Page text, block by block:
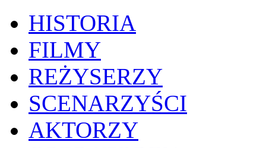
HISTORIA
FILMY
REŻYSERZY
SCENARZYŚCI
AKTORZY